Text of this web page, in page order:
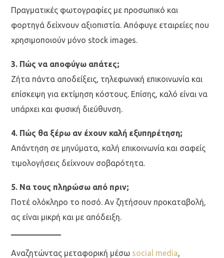
Πραγματικές φωτογραφίες με προσωπικό και
φορτηγά δείχνουν αξιοπιστία. Απόφυγε εταιρείες που
χρησιμοποιούν μόνο stock images.
3. Πώς να αποφύγω απάτες;
Ζήτα πάντα αποδείξεις, τηλεφωνική επικοινωνία και
επίσκεψη για εκτίμηση κόστους. Επίσης, καλό είναι να
υπάρχει και φυσική διεύθυνση.
4. Πώς θα ξέρω αν έχουν καλή εξυπηρέτηση;
Απάντηση σε μηνύματα, καλή επικοινωνία και σαφείς
τιμολογήσεις δείχνουν σοβαρότητα.
5. Να τους πληρώσω από πριν;
Ποτέ ολόκληρο το ποσό. Αν ζητήσουν προκαταβολή,
ας είναι μικρή και με απόδειξη.
Αναζητώντας μεταφορική μέσω social media,